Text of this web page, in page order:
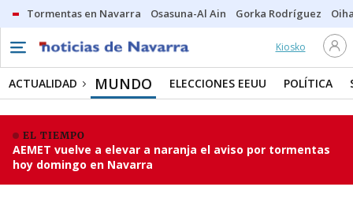
Tormentas en Navarra Osasuna-Al Ain Gorka Rodríguez
Kiosko
ACTUALIDAD MUNDO ELECCIONES EEUU POLÍTICA
EL TIEMPO
AEMET vuelve a elevar a naranja el aviso por tormentas
hoy domingo en Navarra